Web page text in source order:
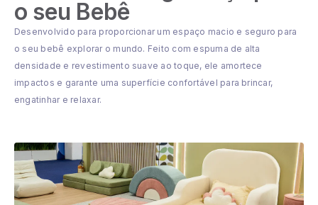
o seu Bebê
Desenvolvido para proporcionar um espaço macio e seguro para
o seu bebê explorar o mundo. Feito com espuma de alta
densidade e revestimento suave ao toque, ele amortece
impactos e garante uma superfície confortável para brincar,
engatinhar e relaxar.